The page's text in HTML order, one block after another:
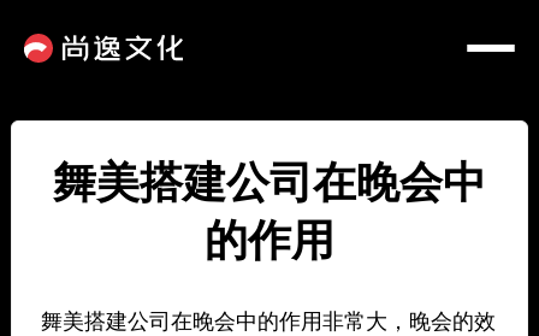
舞美搭建公司在晚会中
的作用
舞美搭建公司在晚会中的作用非常大，晚会的效